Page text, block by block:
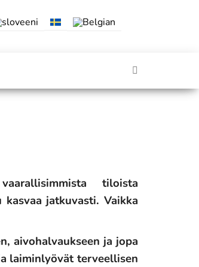
tiloista
jatkuvasti. Vaikka
aivohalvaukseen ja jopa
laiminlyövät terveellisen